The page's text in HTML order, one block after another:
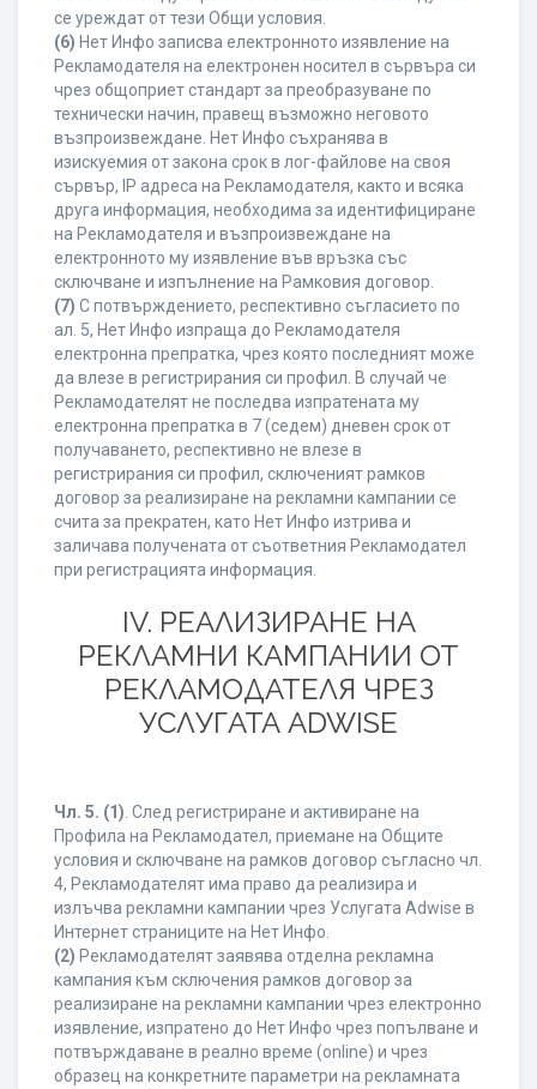
се уреждат от тези Общи условия.
(6) Нет Инфо записва електронното изявление на
Рекламодателя на електронен носител в сървъра си
чрез общоприет стандарт за преобразуване по
технически начин, правещ възможно неговото
възпроизвеждане. Нет Инфо съхранява в
изискуемия от закона срок в лог-файлове на своя
сървър, IP адреса на Рекламодателя, както и всяка
друга информация, необходима за идентифициране
на Рекламодателя и възпроизвеждане на
електронното му изявление във връзка със
сключване и изпълнение на Рамковия договор.
(7) С потвърждението, респективно съгласието по
ал. 5, Нет Инфо изпраща до Рекламодателя
електронна препратка, чрез която последният може
да влезе в регистрирания си профил. В случай че
Рекламодателят не последва изпратената му
електронна препратка в 7 (седем) дневен срок от
получаването, респективно не влезе в
регистрирания си профил, сключеният рамков
договор за реализиране на рекламни кампании се
счита за прекратен, като Нет Инфо изтрива и
заличава получената от съответния Рекламодател
при регистрацията информация.
IV. РЕАЛИЗИРАНЕ НА
РЕКЛАМНИ КАМПАНИИ ОТ
РЕКЛАМОДАТЕЛЯ ЧРЕЗ
УСЛУГАТА ADWISE
Чл. 5. (1) . След регистриране и активиране на
Профила на Рекламодател, приемане на Общите
условия и сключване на рамков договор съгласно чл.
4, Рекламодателят има право да реализира и
излъчва рекламни кампании чрез Услугата Adwise в
Интернет страниците на Нет Инфо.
(2) Рекламодателят заявява отделна рекламна
кампания към сключения рамков договор за
реализиране на рекламни кампании чрез електронно
изявление, изпратено до Нет Инфо чрез попълване и
потвърждаване в реално време (online) и чрез
образец на конкретните параметри на рекламната